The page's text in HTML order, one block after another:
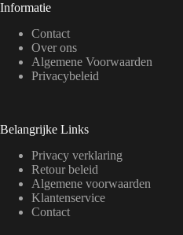
Informatie
Contact
Over ons
Algemene Voorwaarden
Privacybeleid
Belangrijke Links
Privacy verklaring
Retour beleid
Algemene voorwaarden
Klantenservice
Contact